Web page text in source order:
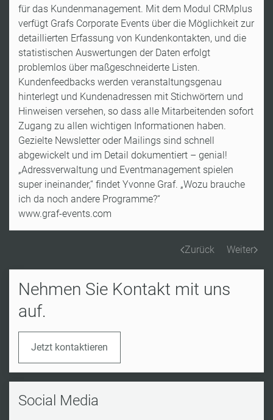
für das Kundenmanagement. Mit dem Modul CRMplus
verfügt Grafs Corporate Events über die Möglichkeit zur
detaillierten Erfassung von Kundenkontakten, und die
statistischen Auswertungen der Daten erfolgt
problemlos über maßgeschneiderte Listen.
Kundenfeedbacks werden veranstaltungsgenau
hinterlegt und Kundenadressen mit Stichwörtern und
Hinweisen versehen, so dass alle Mitarbeitenden sofort
Zugang zu allen wichtigen Informationen haben.
Gezielte Newsletter oder Mailings sind schnell
abgewickelt und im Detail dokumentiert – genial!
„Adressverwaltung und Eventmanagement spielen
super ineinander,“ findet Yvonne Graf. „Wozu brauche
ich da noch andere Programme?“
www.graf-events.com
Zurück Weiter
Nehmen Sie Kontakt mit uns
auf.
Jetzt kontaktieren
Social Media